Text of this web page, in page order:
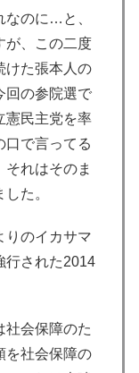
なのに…と、
が、この二度
けた張本人の
回の参院選で
憲民主党を率
口で言ってる
れはそのま
た。
りのイカサマ
行された2014
社会保障のた
を社会保障の